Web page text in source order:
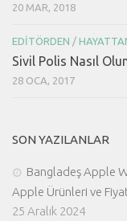
20 MAR, 2018
EDITÖRDEN /
Sivil Polis Nasıl
28 OCA, 2017
SON YAZILANLAR
Bangladeş Apple
Apple Ürünleri ve
25 Aralık 2024